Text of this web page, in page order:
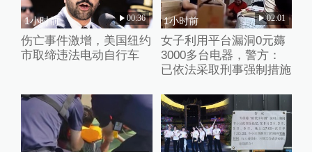
1小时前 00:36
伤亡事件激增，美国纽约
市取缔违法电动自行车
1小时前 02:01
女子利用平台漏洞0元薅
3000多台电器，警方：
已依法采取刑事强制措施